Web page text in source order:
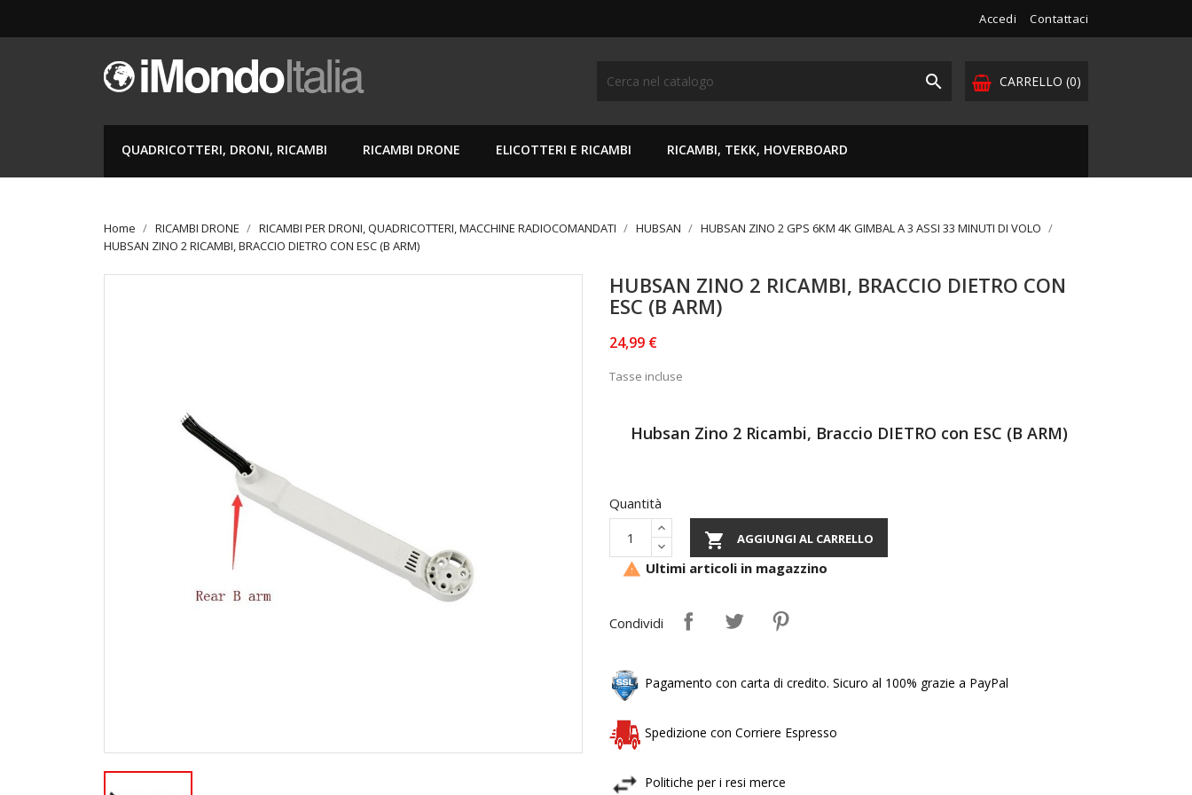
Accedi Contattaci
CARRELLO (0)

QUADRICOTTERI, DRONI, RICAMBI RICAMBI DRONE ELICOTTERI E RICAMBI RICAMBI, TEKK, HOVERBOARD
Home RICAMBI DRONE RICAMBI PER DRONI, QUADRICOTTERI, MACCHINE RADIOCOMANDATI HUBSAN
HUBSAN ZINO 2 GPS 6KM 4K GIMBAL A 3 ASSI 33 MINUTI DI VOLO
HUBSAN ZINO 2 RICAMBI, BRACCIO DIETRO CON ESC (B ARM)
HUBSAN ZINO 2 RICAMBI, BRACCIO DIETRO CON
ESC (B ARM)
24,99 €
Tasse incluse
Hubsan Zino 2 Ricambi, Braccio DIETRO con ESC (B ARM)
Quantità
 AGGIUNGI AL CARRELLO
 Ultimi articoli in magazzino
Condividi
Pagamento con carta di credito. Sicuro al 100% grazie a PayPal
Spedizione con Corriere Espresso
Politiche per i resi merce